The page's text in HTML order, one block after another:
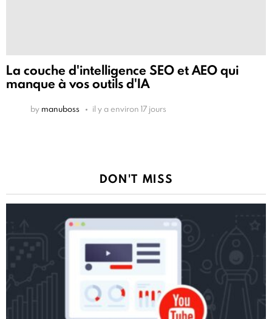
La couche d'intelligence SEO et AEO qui
manque à vos outils d'IA
by manuboss il y a environ 17 jours
DON'T MISS